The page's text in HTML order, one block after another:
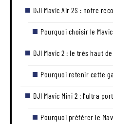
DJI Mavic Air 2S : notre
Pourquoi choisir le
DJI Mavic 2 : le très haut
Pourquoi retenir cette
DJI Mavic Mini 2 : l’ultra
Pourquoi préférer le